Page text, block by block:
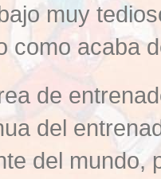
muy
como acaba
de
del
del mundo,